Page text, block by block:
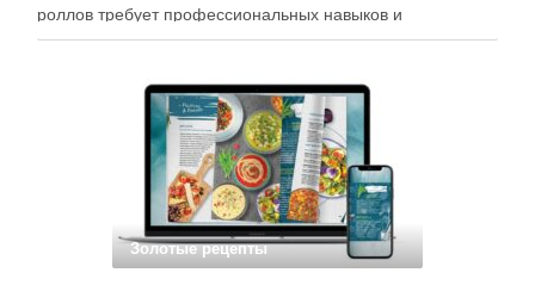
роллов требует профессиональных навыков и
специального оборудования, однако на практике сделать
кухне. Главное — …
Золотые рецепты